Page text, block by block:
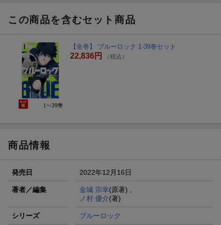
この商品を含むセット商品
【全巻】 ブルーロック 1-39巻セット
22,836円 （税込）
商品情報
発売日 2022年12月16日
著者／編集 金城 宗幸(原著) ,
ノ村 優介(著)
シリーズ ブルーロック